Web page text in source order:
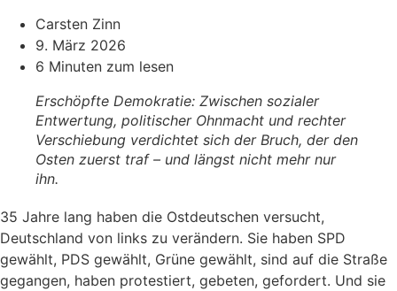
Carsten Zinn
9. März 2026
6 Minuten zum lesen
Erschöpfte Demokratie: Zwischen sozialer
Entwertung, politischer Ohnmacht und rechter
Verschiebung verdichtet sich der Bruch, der den
Osten zuerst traf – und längst nicht mehr nur
ihn.
35 Jahre lang haben die Ostdeutschen versucht,
Deutschland von links zu verändern. Sie haben SPD
gewählt, PDS gewählt, Grüne gewählt, sind auf die Straße
gegangen, haben protestiert, gebeten, gefordert. Und sie